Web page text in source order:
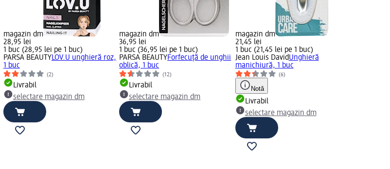
magazin dm
28,95 lei
1 buc (28,95 lei pe 1 buc)
PARSA BEAUTYLOV.U unghieră roz,
1 buc
(2)
Livrabil
selectare magazin dm
magazin dm
36,95 lei
1 buc (36,95 lei pe 1 buc)
PARSA BEAUTYForfecuță de unghii
oblică, 1 buc
(12)
Livrabil
selectare magazin dm
magazin dm
21,45 lei
1 buc (21,45 lei pe 1 buc)
Jean Louis DavidUnghieră
manichiură, 1 buc
(6)
Notă
Livrabil
selectare magazin dm